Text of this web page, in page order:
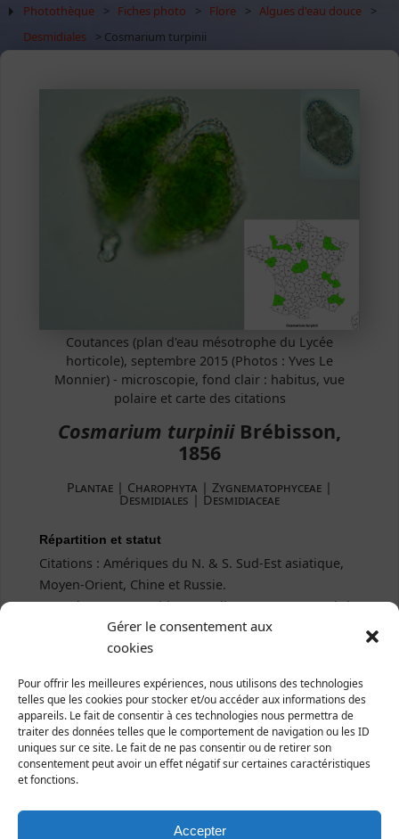
Gérer le consentement aux
cookies
Pour offrir les meilleures expériences, nous utilisons des technologies
telles que les cookies pour stocker et/ou accéder aux informations des
appareils. Le fait de consentir à ces technologies nous permettra de
traiter des données telles que le comportement de navigation ou les ID
uniques sur ce site. Le fait de ne pas consentir ou de retirer son
consentement peut avoir un effet négatif sur certaines caractéristiques
et fonctions.
Accepter
Photothèque > Fiches photo > Flore > Algues d'eau douce
>
Desmidiales
> Cosmarium turpinii
Coutances (plan d'eau mésotrophe du Lycée
horticole), septembre 2015 (Photos : Yves Le
Monnier) - microscopie, fond clair : habitus, vue
polaire et carte des citations
Cosmarium turpiniiBrébisson,
1856
Plantae | Charophyta | Zygnematophyceae |
Desmidiales | Desmidiaceae
Répartition et statut
Citations : Amériques du N. & S. Sud-Est asiatique,
Moyen-Orient, Chine et Russie.
Toute l'Europe, semble sporadique en France (voir la
carte des données librement accessibles).
Rarement observée dans la Manche : La Meauffe,
Espèce mésotrophique fréquentant une large
gamme d'eaux légèrement acides à alcalines.